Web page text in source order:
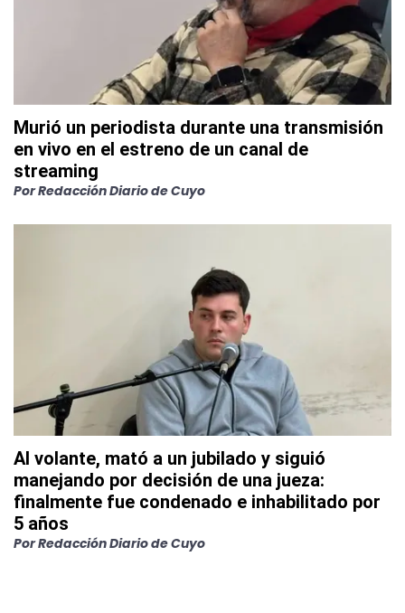
Murió un periodista durante una transmisión
en vivo en el estreno de un canal de
streaming
PorRedacción Diario de Cuyo
Al volante, mató a un jubilado y siguió
manejando por decisión de una jueza:
finalmente fue condenado e inhabilitado por
5 años
PorRedacción Diario de Cuyo